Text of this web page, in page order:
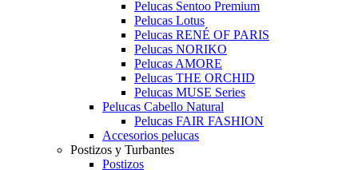
Pelucas Sentoo Premium
Pelucas Lotus
Pelucas RENÉ OF PARIS
Pelucas NORIKO
Pelucas AMORE
Pelucas THE ORCHID
Pelucas MUSE Series
Pelucas Cabello Natural
Pelucas FAIR FASHION
Accesorios pelucas
Postizos y Turbantes
Postizos